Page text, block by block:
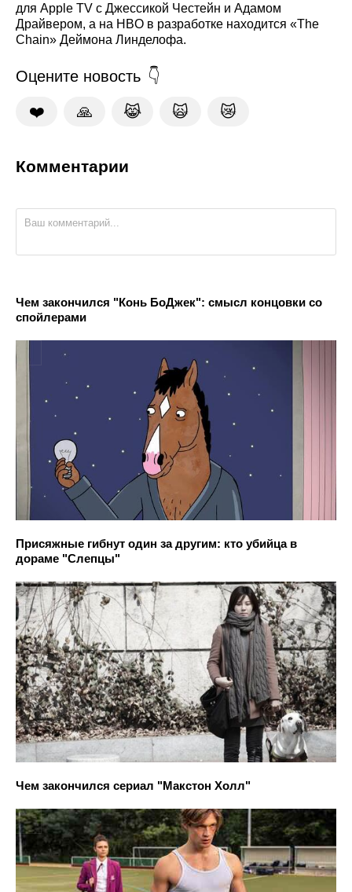
для Apple TV с Джессикой Честейн и Адамом
Драйвером, а на HBO в разработке находится «The
Chain» Деймона Линделофа.
Оцените новость
❤️ 🙏 😹 🙀 😿
Комментарии
Чем закончился "Конь БоДжек": смысл концовки со
спойлерами
Присяжные гибнут один за другим: кто убийца в
дораме "Слепцы"
Чем закончился сериал "Макстон Холл"